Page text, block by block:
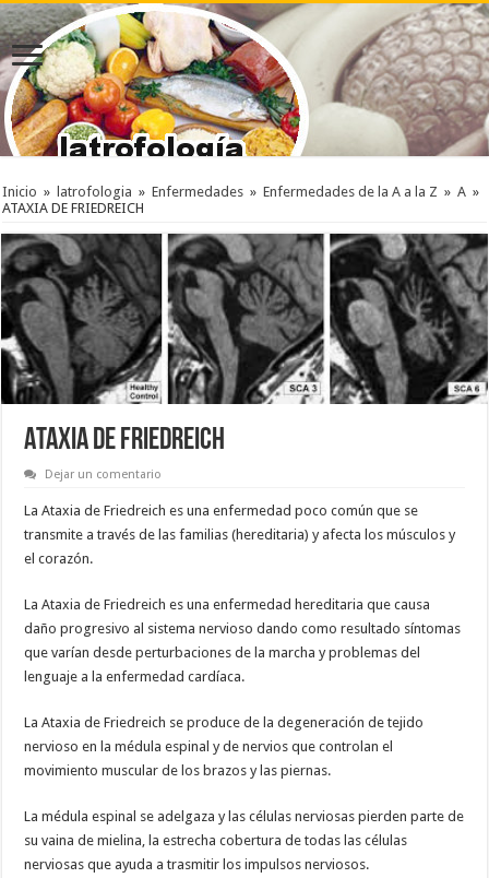
Inicio » latrofologia » Enfermedades » Enfermedades de la A a la Z » A »
ATAXIA DE FRIEDREICH
ATAXIA DE FRIEDREICH
Dejar un comentario
La Ataxia de Friedreich es una enfermedad poco común que se
transmite a través de las familias (hereditaria) y afecta los músculos y
el corazón.
La Ataxia de Friedreich es una enfermedad hereditaria que causa
daño progresivo al sistema nervioso dando como resultado síntomas
que varían desde perturbaciones de la marcha y problemas del
lenguaje a la enfermedad cardíaca.
La Ataxia de Friedreich se produce de la degeneración de tejido
nervioso en la médula espinal y de nervios que controlan el
movimiento muscular de los brazos y las piernas.
La médula espinal se adelgaza y las células nerviosas pierden parte de
su vaina de mielina, la estrecha cobertura de todas las células
nerviosas que ayuda a trasmitir los impulsos nerviosos.